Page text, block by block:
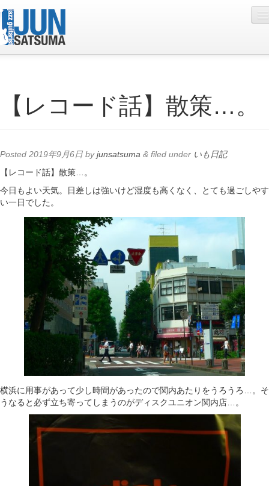
Live Schedule
Photo
Contact
YouTube
Online Lesson
【レコード話】散策…。
Posted 2019年9月6日 byjunsatsuma & filed under いも日記.
【レコード話】散策…。
今日もよい天気。日差しは強いけど湿度も高くなく、とても過ごしやす
い一日でした。
横浜に用事があって少し時間があったので関内あたりをうろうろ…。そ
うなると必ず立ち寄ってしまうのがディスクユニオン関内店…。